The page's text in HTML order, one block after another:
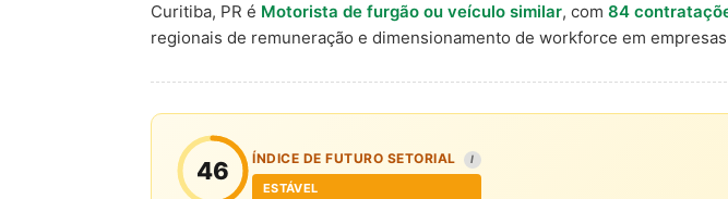
Curitiba, PR é Motorista de furgão ou veículo similar, com 84
regionais de remuneração e dimensionamento de workforce em
46 ÍNDICE DE FUTURO SETORIAL I
ESTÁVEL